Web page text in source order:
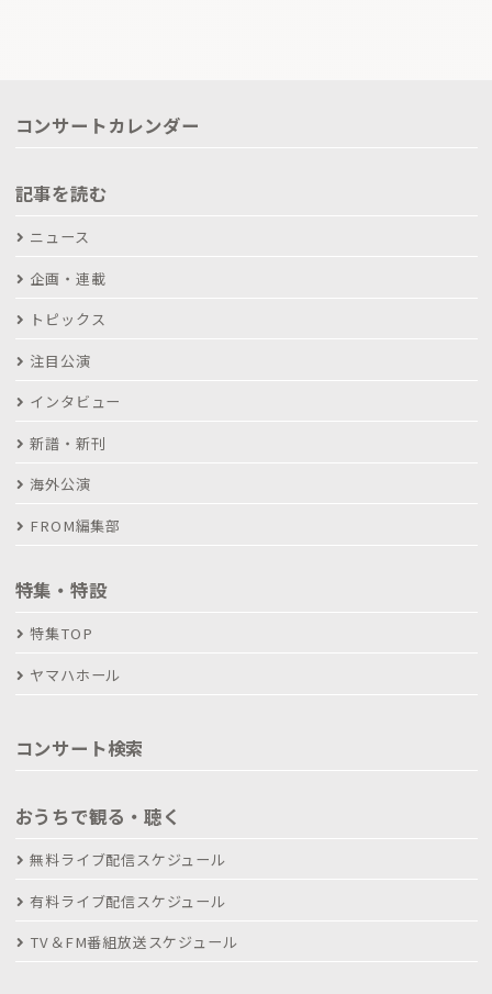
コンサートカレンダー
記事を読む
ニュース
企画・連載
トピックス
注目公演
インタビュー
新譜・新刊
海外公演
FROM編集部
特集・特設
特集TOP
ヤマハホール
コンサート検索
おうちで観る・聴く
無料ライブ配信スケジュール
有料ライブ配信スケジュール
TV＆FM番組放送スケジュール